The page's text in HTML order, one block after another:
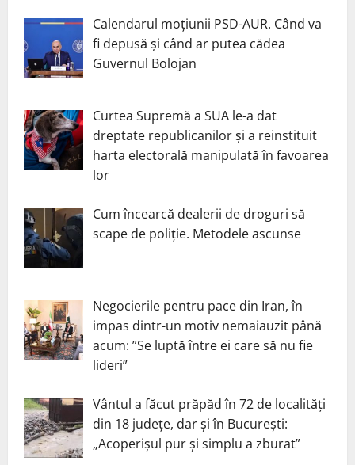
Calendarul moțiunii PSD-AUR. Când va
fi depusă și când ar putea cădea
Guvernul Bolojan
Curtea Supremă a SUA le-a dat
dreptate republicanilor și a reinstituit
harta electorală manipulată în favoarea
lor
Cum încearcă dealerii de droguri să
scape de poliție. Metodele ascunse
Negocierile pentru pace din Iran, în
impas dintr-un motiv nemaiauzit până
acum: ”Se luptă între ei care să nu fie
lideri”
Vântul a făcut prăpăd în 72 de localități
din 18 județe, dar și în București:
„Acoperișul pur și simplu a zburat”